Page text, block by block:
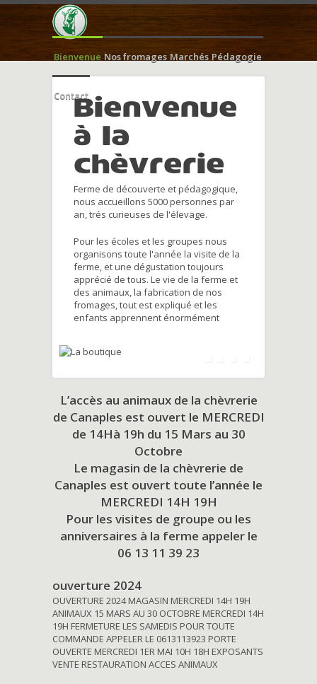
Bienvenue Nos fromages Marchés Pédagogie
ContactBienvenue
à la
chèvrerie
Ferme de découverte et pédagogique,
nous accueillons 5000 personnes par
an, trés curieuses de l'élevage.
Pour les écoles et les groupes nous
organisons toute l'année la visite de la
ferme, et une dégustation toujours
apprécié de tous. Le vie de la ferme et
des animaux, la fabrication de nos
fromages, tout est expliqué et les
enfants apprennent énormément
L’accès au animaux de la chèvrerie
de Canaples est ouvert le MERCREDI
de 14Hà 19h du 15 Mars au 30
Octobre
Le magasin de la chèvrerie de
Canaples est ouvert toute l’année le
MERCREDI 14H 19H
Pour les visites de groupe ou les
anniversaires à la ferme appeler le
06 13 11 39 23
ouverture 2024
OUVERTURE 2024 MAGASIN MERCREDI 14H 19H
ANIMAUX 15 MARS AU 30 OCTOBRE MERCREDI 14H
19H FERMETURE LES SAMEDIS POUR TOUTE
COMMANDE APPELER LE 0613113923 PORTE
OUVERTE MERCREDI 1ER MAI 10H 18H EXPOSANTS
VENTE RESTAURATION ACCES ANIMAUX